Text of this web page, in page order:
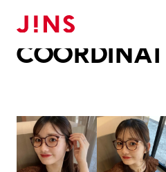
メガネのJINS TOP